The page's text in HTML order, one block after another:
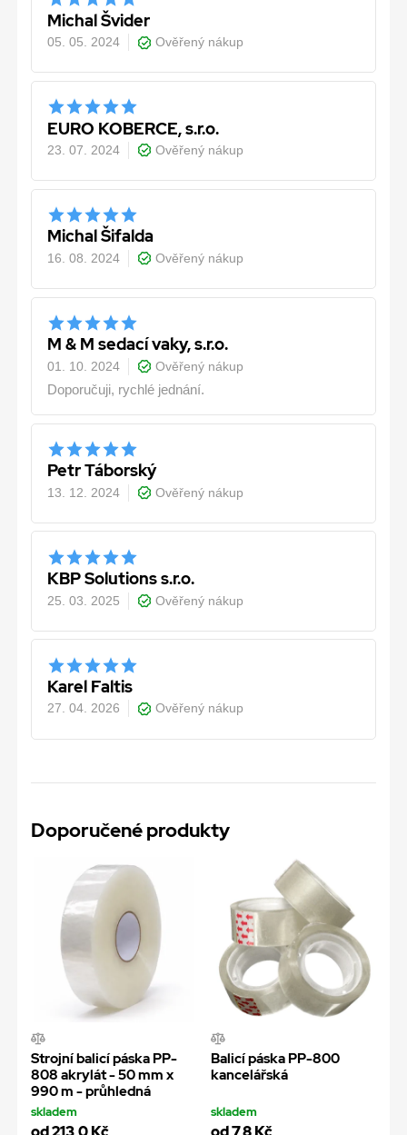
Michal Švider
05. 05. 2024 Ověřený nákup
EURO KOBERCE, s.r.o.
23. 07. 2024 Ověřený nákup
Michal Šifalda
16. 08. 2024 Ověřený nákup
M & M sedací vaky, s.r.o.
01. 10. 2024
Ověřený nákup
Doporučuji, rychlé jednání.
Petr Táborský
13. 12. 2024 Ověřený nákup
KBP Solutions s.r.o.
25. 03. 2025 Ověřený nákup
Karel Faltis
27. 04. 2026 Ověřený nákup
Doporučené produkty
Strojní balicí páska PP-
808 akrylát - 50 mm x
990 m - průhledná
skladem
Balicí páska PP-800
kancelářská
skladem